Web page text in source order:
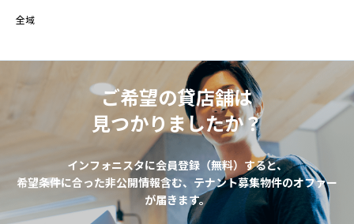
全域
ご希望の貸店舗は
見つかりましたか？
インフォニスタに会員登録（無料）すると、
希望条件に合った非公開情報含む、テナント募集物件のオファー
が届きます。